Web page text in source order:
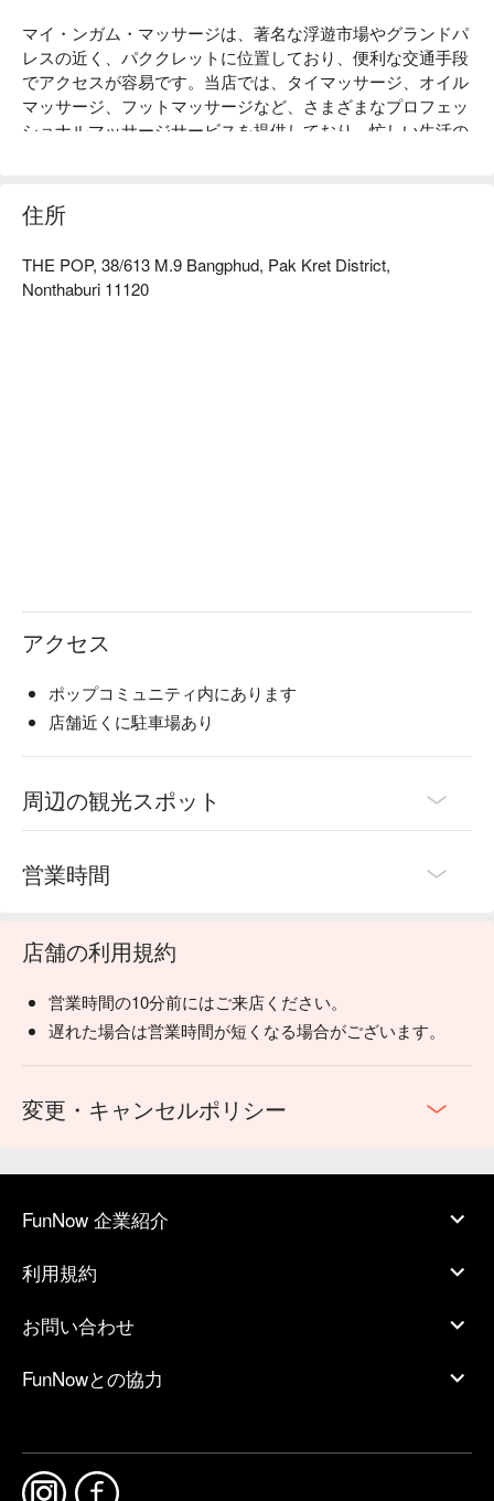
マイ・ンガム・マッサージは、著名な浮遊市場やグランドパ
レスの近く、パククレットに位置しており、便利な交通手段
でアクセスが容易です。当店では、タイマッサージ、オイル
マッサージ、フットマッサージなど、さまざまなプロフェッ
ショナルマッサージサービスを提供しており、忙しい生活の
楽しんでいただいており、高い評価をいただいています。仕
事でリラックスしたい方や癒しを求める旅行者の方にとっ
FunNowを通じて予約して、割引をお楽しみください！
住所
THE POP, 38/613 M.9 Bangphud, Pak Kret District,
Nonthaburi 11120
アクセス
ポップコミュニティ内にあります
店舗近くに駐車場あり
周辺の観光スポット
営業時間
店舗の利用規約
営業時間の10分前にはご来店ください。
遅れた場合は営業時間が短くなる場合がございます。
変更・キャンセルポリシー
FunNow 企業紹介
利用規約
お問い合わせ
FunNowとの協力